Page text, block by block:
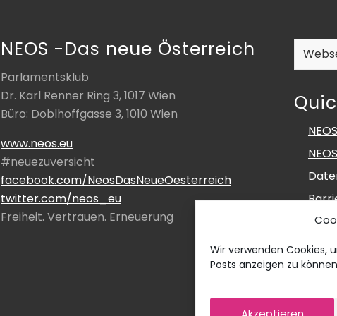
Wir verwenden Cookies,
Posts anzeigen zu
t
r
a
g
:
NEOS -Das neue Österreich
Parlamentsklub
Dr. Karl Renner Ring 3, 1017 Wien
Büro: Doblhoffgasse 3, 1010 Wien
www.neos.eu
#neuezuversicht
facebook.com/NeosDasNeueOesterreich
twitter.com/neos_eu
Freiheit. Vertrauen. Erneuerung